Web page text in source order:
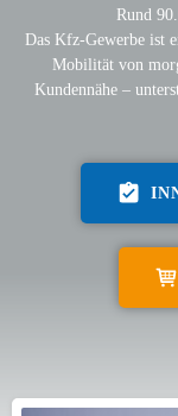
Rund
Das Kfz-Gewerbe ist
Mobilität von
Kundennähe –